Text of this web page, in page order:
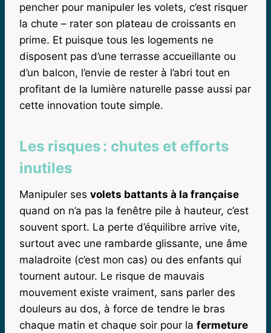
pencher pour manipuler les volets, c’est risquer
la chute – rater son plateau de croissants en
prime. Et puisque tous les logements ne
disposent pas d’une terrasse accueillante ou
d’un balcon, l’envie de rester à l’abri tout en
profitant de la lumière naturelle passe aussi par
cette innovation toute simple.
Les risques : chutes et efforts
inutiles
Manipuler ses volets battants à la française
quand on n’a pas la fenêtre pile à hauteur, c’est
souvent sport. La perte d’équilibre arrive vite,
surtout avec une rambarde glissante, une âme
maladroite (c’est mon cas) ou des enfants qui
tournent autour. Le risque de mauvais
mouvement existe vraiment, sans parler des
douleurs au dos, à force de tendre le bras
chaque matin et chaque soir pour la fermeture